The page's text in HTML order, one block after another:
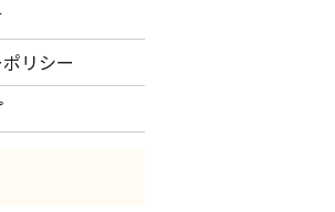
リシー